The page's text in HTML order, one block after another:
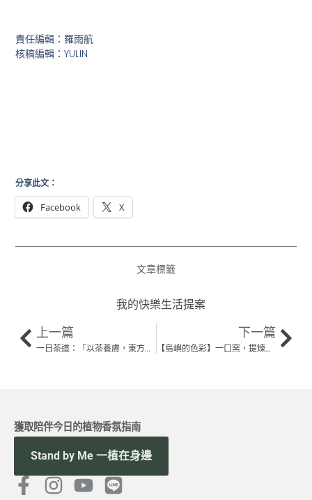
責任編輯：羅雨航
核稿編輯：YULIN
分享此文：
Facebook X
文章標籤
我的快樂生活提案
上一篇
一日茶道：「以茶養膚，東方六茶的美顏力」——綠茶、菊花、肉桂皮、魁蒿、木瓜葉、東方柿葉
下一篇
【島嶼的色彩】一口窯，提煉島土的色彩 ——專訪「Tu Xing 土星」工作室主理人 黃虹毓與彭奕軒
獲取陪伴今日的植物香氛指南
Stand by Me 一植在身邊